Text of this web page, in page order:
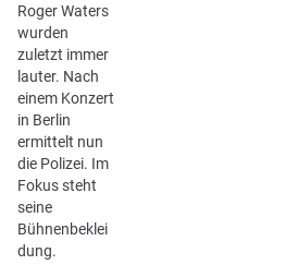
Roger Waters
wurden
zuletzt immer
lauter. Nach
einem Konzert
in Berlin
ermittelt nun
die Polizei. Im
Fokus steht
seine
Bühnenbeklei
dung.